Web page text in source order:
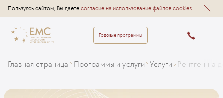
Пользуясь сайтом, Вы даете согласие на использование файлов cookies
Годовые программы
Главная страница Программы и услуги Услуги Рентген на